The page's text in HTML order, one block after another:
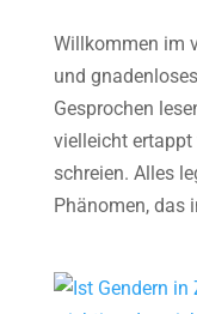
Willkommen im
und
Gesprochen
vielleicht
schreien. Alles
Phänomen, das